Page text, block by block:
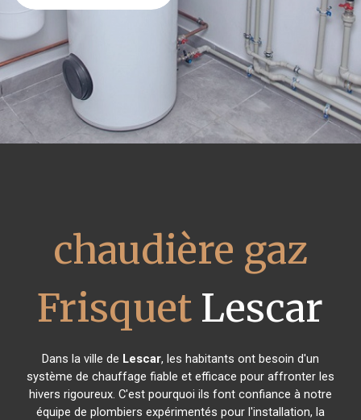
chaudière gaz
Frisquet Lescar
Dans la ville de Lescar, les habitants ont besoin d'un
système de chauffage fiable et efficace pour affronter les
hivers rigoureux. C'est pourquoi ils font confiance à notre
équipe de plombiers expérimentés pour l'installation, la